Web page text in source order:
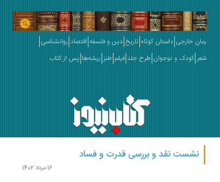
خارجی داستان کوتاه تاریخ دین و فلسفه اقتصاد روانشناسی
کودک و نوجوان طرح جلد فیلم طنز ریشه‌ها پس از کتاب
نشست نقد و بررسی قدرت و فساد